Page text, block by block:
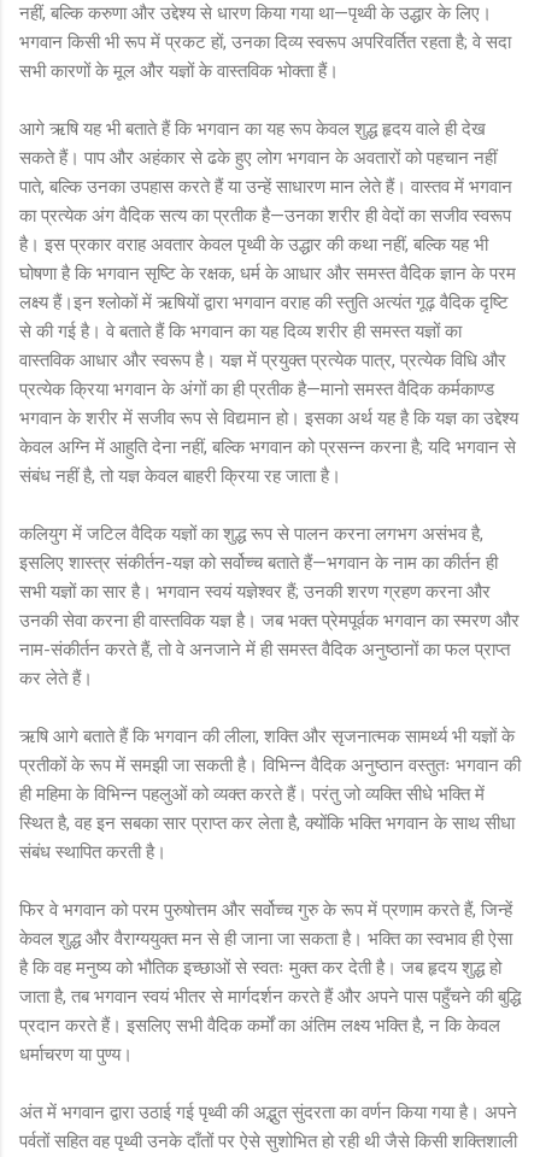
नहीं, बल्कि करुणा और उद्देश्य से धारण किया गया था—पृथ्वी के उद्धार के लिए।
भगवान किसी भी रूप में प्रकट हों, उनका दिव्य स्वरूप अपरिवर्तित रहता है; वे सदा
सभी कारणों के मूल और यज्ञों के वास्तविक भोक्ता हैं।
आगे ऋषि यह भी बताते हैं कि भगवान का यह रूप केवल शुद्ध हृदय वाले ही देख
सकते हैं। पाप और अहंकार से ढके हुए लोग भगवान के अवतारों को पहचान नहीं
पाते, बल्कि उनका उपहास करते हैं या उन्हें साधारण मान लेते हैं। वास्तव में भगवान
का प्रत्येक अंग वैदिक सत्य का प्रतीक है—उनका शरीर ही वेदों का सजीव स्वरूप
है। इस प्रकार वराह अवतार केवल पृथ्वी के उद्धार की कथा नहीं, बल्कि यह भी
घोषणा है कि भगवान सृष्टि के रक्षक, धर्म के आधार और समस्त वैदिक ज्ञान के परम
लक्ष्य हैं।इन श्लोकों में ऋषियों द्वारा भगवान वराह की स्तुति अत्यंत गूढ़ वैदिक दृष्टि
से की गई है। वे बताते हैं कि भगवान का यह दिव्य शरीर ही समस्त यज्ञों का
वास्तविक आधार और स्वरूप है। यज्ञ में प्रयुक्त प्रत्येक पात्र, प्रत्येक विधि और
प्रत्येक क्रिया भगवान के अंगों का ही प्रतीक है—मानो समस्त वैदिक कर्मकाण्ड
भगवान के शरीर में सजीव रूप से विद्यमान हो। इसका अर्थ यह है कि यज्ञ का उद्देश्य
केवल अग्नि में आहुति देना नहीं, बल्कि भगवान को प्रसन्न करना है; यदि भगवान से
संबंध नहीं है, तो यज्ञ केवल बाहरी क्रिया रह जाता है।
कलियुग में जटिल वैदिक यज्ञों का शुद्ध रूप से पालन करना लगभग असंभव है,
इसलिए शास्त्र संकीर्तन-यज्ञ को सर्वोच्च बताते हैं—भगवान के नाम का कीर्तन ही
सभी यज्ञों का सार है। भगवान स्वयं यज्ञेश्वर हैं; उनकी शरण ग्रहण करना और
उनकी सेवा करना ही वास्तविक यज्ञ है। जब भक्त प्रेमपूर्वक भगवान का स्मरण और
नाम-संकीर्तन करते हैं, तो वे अनजाने में ही समस्त वैदिक अनुष्ठानों का फल प्राप्त
कर लेते हैं।
ऋषि आगे बताते हैं कि भगवान की लीला, शक्ति और सृजनात्मक सामर्थ्य भी यज्ञों के
प्रतीकों के रूप में समझी जा सकती है। विभिन्न वैदिक अनुष्ठान वस्तुतः भगवान की
ही महिमा के विभिन्न पहलुओं को व्यक्त करते हैं। परंतु जो व्यक्ति सीधे भक्ति में
स्थित है, वह इन सबका सार प्राप्त कर लेता है, क्योंकि भक्ति भगवान के साथ सीधा
संबंध स्थापित करती है।
फिर वे भगवान को परम पुरुषोत्तम और सर्वोच्च गुरु के रूप में प्रणाम करते हैं, जिन्हें
केवल शुद्ध और वैराग्ययुक्त मन से ही जाना जा सकता है। भक्ति का स्वभाव ही ऐसा
है कि वह मनुष्य को भौतिक इच्छाओं से स्वतः मुक्त कर देती है। जब हृदय शुद्ध हो
जाता है, तब भगवान स्वयं भीतर से मार्गदर्शन करते हैं और अपने पास पहुँचने की बुद्धि
प्रदान करते हैं। इसलिए सभी वैदिक कर्मों का अंतिम लक्ष्य भक्ति है, न कि केवल
धर्माचरण या पुण्य।
अंत में भगवान द्वारा उठाई गई पृथ्वी की अद्भुत सुंदरता का वर्णन किया गया है। अपने
पर्वतों सहित वह पृथ्वी उनके दाँतों पर ऐसे सुशोभित हो रही थी जैसे किसी शक्तिशाली